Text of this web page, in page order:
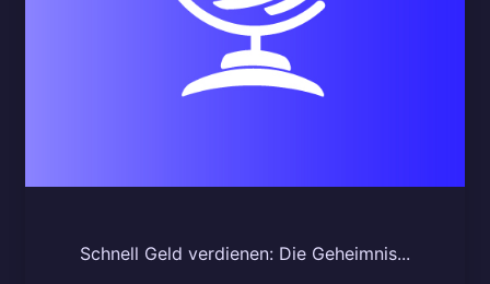
Schnell Geld verdienen: Die Geheimnis...